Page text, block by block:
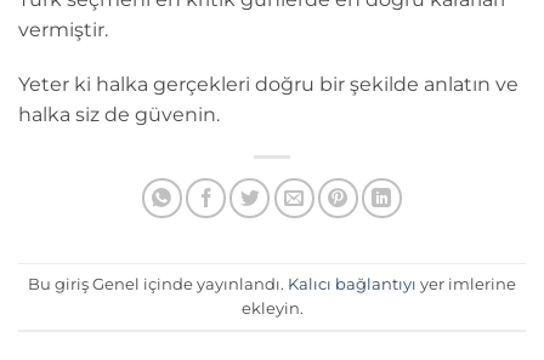
vermiştir.
Yeter ki halka gerçekleri doğru bir şekilde anlatın ve
halka siz de güvenin.
Bu giriş Genel içinde yayınlandı. Kalıcı bağlantıyı yer imlerine
ekleyin.